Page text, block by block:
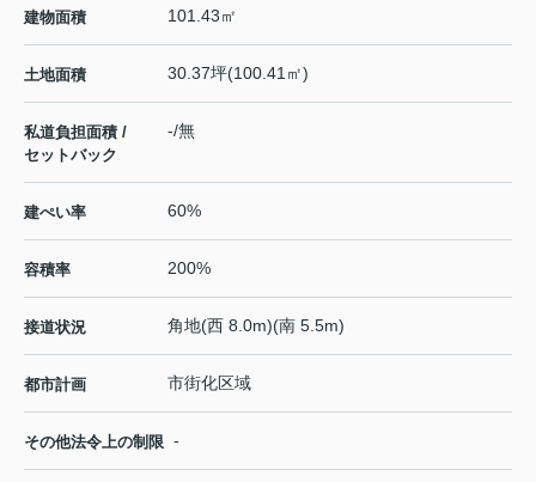
建物面積 101.43㎡
土地面積 30.37坪(100.41㎡)
私道負担面積 /
セットバック
-/無
建ぺい率 60%
容積率 200%
接道状況 角地(西 8.0m)(南 5.5m)
都市計画 市街化区域
その他法令上の制限 -